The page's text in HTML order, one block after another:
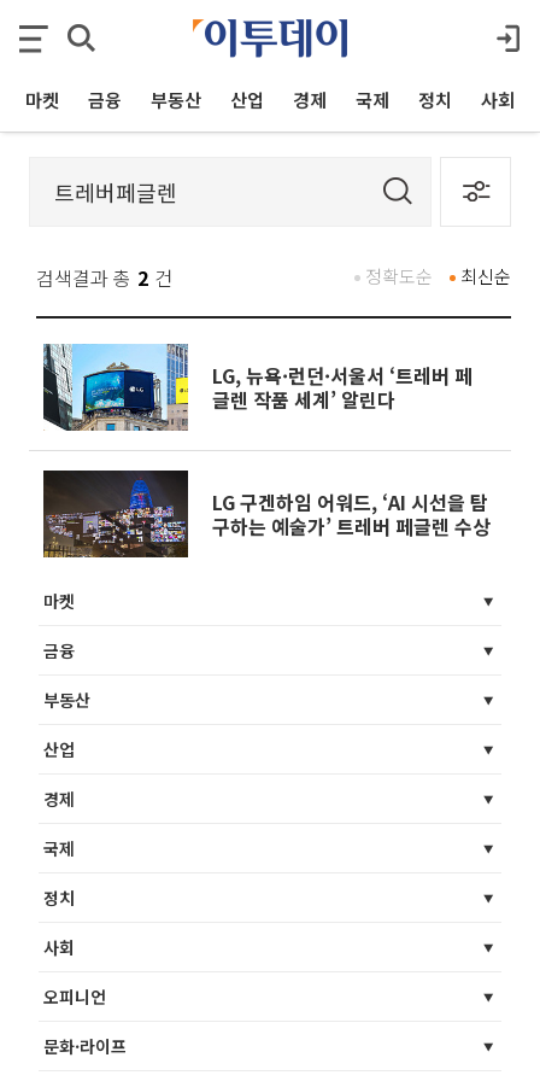
마켓 금융 부동산 산업 경제 국제 정치 사회
검색결과 총 2 건 최신순
정확도순
LG, 뉴욕·런던·서울서 ‘트레버 페
글렌 작품 세계’ 알린다
LG 구겐하임 어워드, ‘AI 시선을 탐
구하는 예술가’ 트레버 페글렌 수상
마켓
금융
부동산
산업
경제
국제
정치
사회
오피니언
문화·라이프